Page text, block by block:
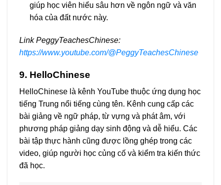
giúp học viên hiểu sâu hơn về ngôn ngữ và văn
hóa của đất nước này.
Link PeggyTeachesChinese:
https://www.youtube.com/@PeggyTeachesChinese
9. HelloChinese
HelloChinese là kênh YouTube thuộc ứng dụng học
tiếng Trung nổi tiếng cùng tên. Kênh cung cấp các
bài giảng về ngữ pháp, từ vựng và phát âm, với
phương pháp giảng dạy sinh động và dễ hiểu. Các
bài tập thực hành cũng được lồng ghép trong các
video, giúp người học củng cố và kiểm tra kiến thức
đã học.